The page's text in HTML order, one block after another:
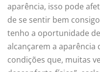
aparência, isso pode
de se sentir bem
tenho a oportunidade
alcançarem a aparência
condições que, muitas